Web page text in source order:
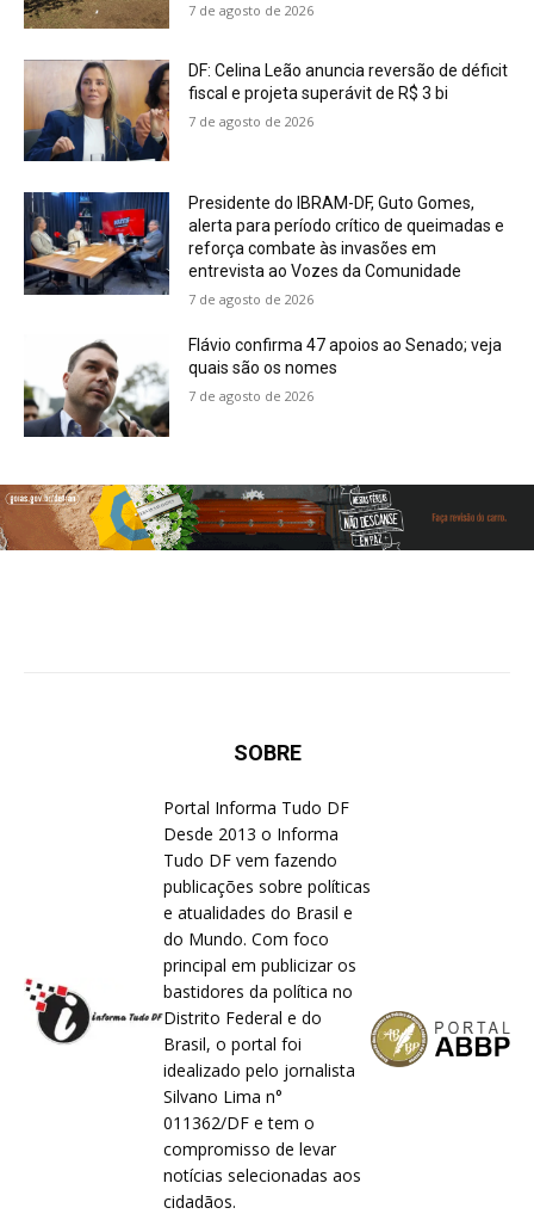
7 de agosto de 2026
DF: Celina Leão anuncia reversão de déficit
fiscal e projeta superávit de R$ 3 bi
7 de agosto de 2026
Presidente do IBRAM-DF, Guto Gomes,
alerta para período crítico de queimadas e
reforça combate às invasões em
entrevista ao Vozes da Comunidade
7 de agosto de 2026
Flávio confirma 47 apoios ao Senado; veja
quais são os nomes
7 de agosto de 2026
SOBRE
Portal Informa Tudo DF
Desde 2013 o Informa
Tudo DF vem fazendo
publicações sobre políticas
e atualidades do Brasil e
do Mundo. Com foco
principal em publicizar os
bastidores da política no
Distrito Federal e do
Brasil, o portal foi
idealizado pelo jornalista
Silvano Lima n°
011362/DF e tem o
compromisso de levar
notícias selecionadas aos
cidadãos.